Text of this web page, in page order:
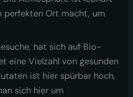
perfekten Ort macht, um
hat sich auf Bio-
eine Vielzahl von gesunden
ist hier spürbar hoch,
sich hier um